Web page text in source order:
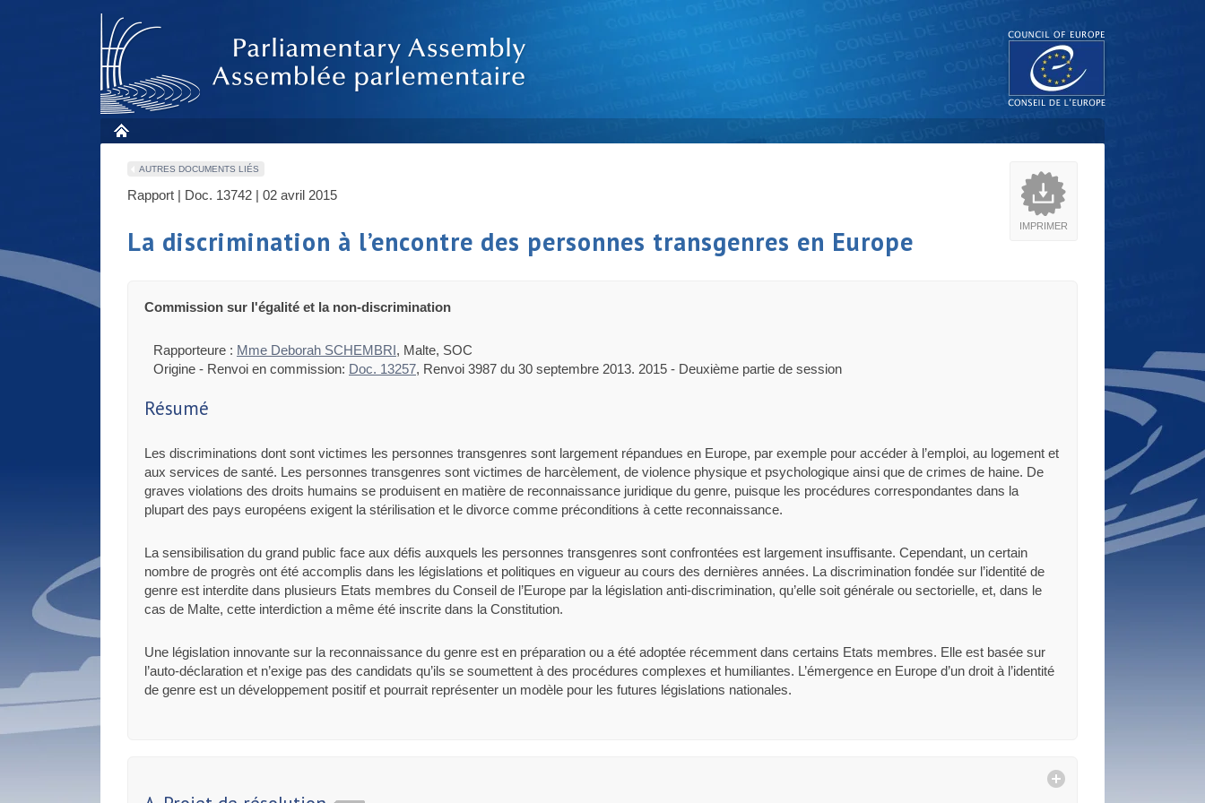
IMPRIMER
AUTRES DOCUMENTS LIÉS
Rapport | Doc. 13742 | 02 avril 2015
La discrimination à l’encontre des personnes transgenres en Europe
Commission sur l'égalité et la non-discrimination
Rapporteure : Mme Deborah SCHEMBRI, Malte, SOC
Origine - Renvoi en commission: Doc. 13257, Renvoi 3987 du 30 septembre 2013. 2015 - Deuxième partie de session
Résumé
Les discriminations dont sont victimes les personnes transgenres sont largement répandues en Europe, par exemple pour accéder à l’emploi, au logement et
aux services de santé. Les personnes transgenres sont victimes de harcèlement, de violence physique et psychologique ainsi que de crimes de haine. De
graves violations des droits humains se produisent en matière de reconnaissance juridique du genre, puisque les procédures correspondantes dans la
plupart des pays européens exigent la stérilisation et le divorce comme préconditions à cette reconnaissance.
La sensibilisation du grand public face aux défis auxquels les personnes transgenres sont confrontées est largement insuffisante. Cependant, un certain
nombre de progrès ont été accomplis dans les législations et politiques en vigueur au cours des dernières années. La discrimination fondée sur l’identité de
genre est interdite dans plusieurs Etats membres du Conseil de l’Europe par la législation anti-discrimination, qu’elle soit générale ou sectorielle, et, dans le
cas de Malte, cette interdiction a même été inscrite dans la Constitution.
Une législation innovante sur la reconnaissance du genre est en préparation ou a été adoptée récemment dans certains Etats membres. Elle est basée sur
l’auto-déclaration et n’exige pas des candidats qu’ils se soumettent à des procédures complexes et humiliantes. L’émergence en Europe d’un droit à l’identité
de genre est un développement positif et pourrait représenter un modèle pour les futures législations nationales.